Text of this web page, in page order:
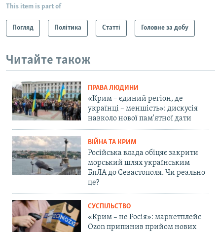
This item is part of
Погляд Політика Статті Головне за добу
Читайте також
ПРАВА ЛЮДИНИ
«Крим – єдиний регіон, де
українці – меншість»: дискусія
навколо нової пам'ятної дати
ВІЙНА ТА КРИМ
Російська влада обіцяє закрити
морський шлях українським
БпЛА до Севастополя. Чи реально
це?
СУСПІЛЬСТВО
«Крим – не Росія»: маркетплейс
Ozon припинив прийом нових